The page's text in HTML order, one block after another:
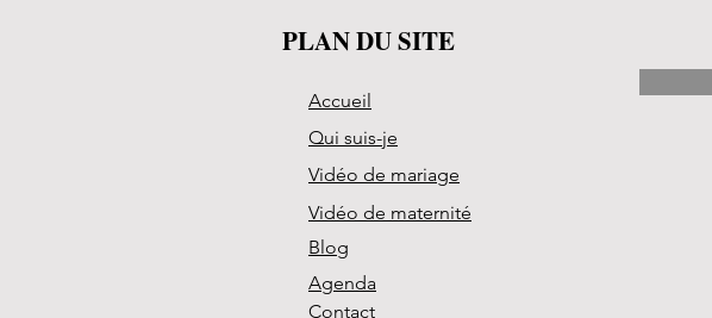
PLAN DU SITE
Accueil
Qui suis-je
Vidéo de mariage
Vidéo de maternité
Blog
Agenda
Contact